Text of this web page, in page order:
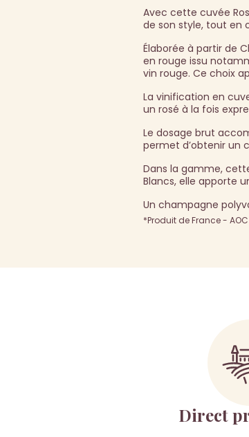
Avec cette cuvée
de son style, tout en
Élaborée à partir de
en rouge issu
vin rouge. Ce choix
La vinification en
un rosé à la fois
Le dosage brut
permet d’obtenir un
Dans la gamme,
Blancs, elle apporte
Un champagne
*Produit de France -
Direct